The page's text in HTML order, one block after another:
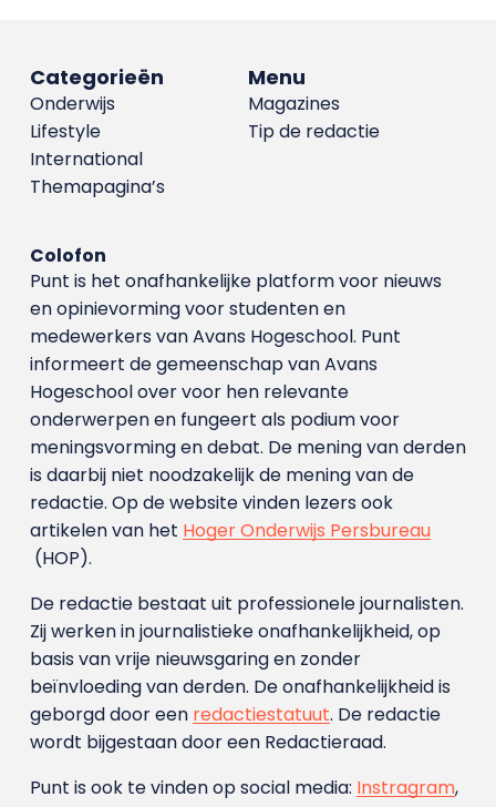
Menu
Magazines
Tip de redactie
Categorieën
Onderwijs
Lifestyle
International
Themapagina’s
Colofon
Punt is het onafhankelijke platform voor nieuws
en opinievorming voor studenten en
medewerkers van Avans Hoge­school. Punt
informeert de gemeenschap van Avans
Hogeschool over voor hen relevante
onderwerpen en fungeert als podium voor
meningsvorming en debat. De mening van derden
is daarbij niet noodzakelijk de mening van de
redactie. Op de website vinden lezers ook
artikelen van het Hoger Onderwijs Persbureau
(HOP).
De redactie bestaat uit professionele journalisten.
Zij werken in journalistieke onafhankelijkheid, op
basis van vrije nieuwsgaring en zonder
beïnvloeding van derden. De onafhankelijkheid is
geborgd door een redactiestatuut. De redactie
wordt bijgestaan door een Redactieraad.
Punt is ook te vinden op social media: Instragram,